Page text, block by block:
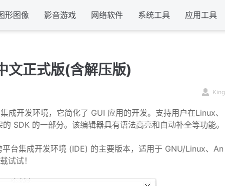
形图像 影音游戏 网络软件 系统工具 应用工具
正式版(含解压版)
King
开发环境，它简化了 GUI 应用的开发。支持用户在Linux、
SDK 的一部分。该编辑器具有语法高亮和自动补全等功能。
台集成开发环境 (IDE) 的主要版本，适用于 GNU/Linux、An
试试！